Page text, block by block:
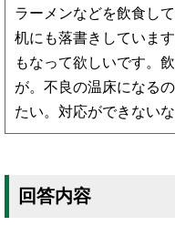
ラーメンなどを飲食し
机にも落書きしていま
もなって欲しいです。
が。不良の温床になる
たい。対応ができない
回答内容